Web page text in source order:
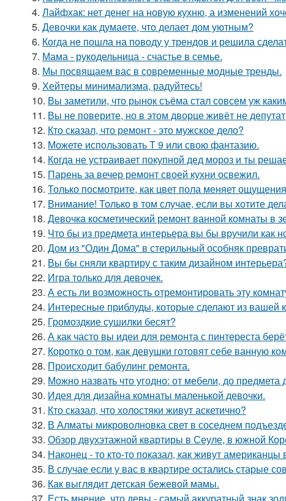
4. Лайфхак: нет денег на новую кухню, а изменений
5. Девочки как думаете, что делает дом уютным?
6. Когда не пошла на поводу у трендов и решила
7. Мама - рукодельница - счастье в семье.
8. Мы посвящаем вас в современные модные тренды.
9. Хейтеры минимализма, радуйтесь!
10. Вы заметили, что рынок съёма стал совсем уж
11. Вы не поверите, но в этом дворце живёт не
12. Кто сказал, что ремонт - это мужское дело?
13. Можете использовать Т 9 или свою фантазию.
14. Когда не устраивает покупной дед мороз и ты
15. Парень за вечер ремонт своей кухни освежил.
16. Только посмотрите, как цвет пола меняет
17. Внимание! Только в том случае, если вы хотите
18. Девочка косметический ремонт ванной комнаты в
19. Что бы из предмета интерьера вы бы вручили как
20. Дом из "Один Дома" в стерильный особняк
21. Вы бы сняли квартиру с таким дизайном
22. Игра только для девочек.
23. А есть ли возможность отремонтировать эту
24. Интересные приблуды, которые сделают из вашей
25. Громоздкие сушилки бесят?
26. А как часто вы идеи для ремонта с пинтереста
27. Коротко о том, как девушки готовят себе ванную
28. Происходит бабулинг ремонта.
29. Можно назвать что угодно: от мебели, до предмета
30. Идея для дизайна комнаты маленькой девочки.
31. Кто сказал, что холостяки живут аскетично?
32. В Алматы микроволновка свет в соседнем
33. Обзор двухэтажной квартиры в Сеуле, в южной
34. Наконец - то кто-то показал, как живут американцы
35. В случае если у вас в квартире остались старые
36. Как выглядит детская бежевой мамы.